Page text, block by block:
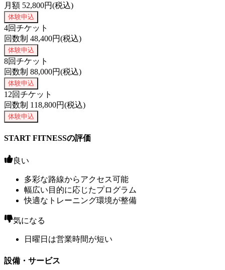
月額 52,800円(税込)
体験申込
4回チケット
回数制 48,400円(税込)
体験申込
8回チケット
回数制 88,000円(税込)
体験申込
12回チケット
回数制 118,800円(税込)
体験申込
START FITNESSの評価
良い
多彩な路線からアクセス可能
幅広い目的に応じたプログラム
快適なトレーニング環境が整備
気になる
日曜日は営業時間が短い
設備・サービス